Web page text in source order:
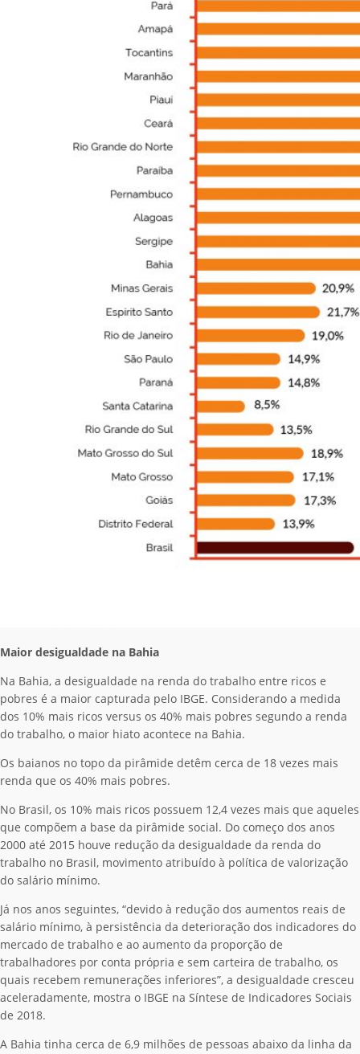
Maior desigualdade na Bahia
Na Bahia, a desigualdade na renda do trabalho entre ricos e
pobres é a maior capturada pelo IBGE. Considerando a medida
dos 10% mais ricos versus os 40% mais pobres segundo a renda
do trabalho, o maior hiato acontece na Bahia.
Os baianos no topo da pirâmide detêm cerca de 18 vezes mais
renda que os 40% mais pobres.
No Brasil, os 10% mais ricos possuem 12,4 vezes mais que aqueles
que compõem a base da pirâmide social. Do começo dos anos
2000 até 2015 houve redução da desigualdade da renda do
trabalho no Brasil, movimento atribuído à política de valorização
do salário mínimo.
Já nos anos seguintes, “devido à redução dos aumentos reais de
salário mínimo, à persistência da deterioração dos indicadores do
mercado de trabalho e ao aumento da proporção de
trabalhadores por conta própria e sem carteira de trabalho, os
quais recebem remunerações inferiores”, a desigualdade cresceu
aceleradamente, mostra o IBGE na Síntese de Indicadores Sociais
de 2018.
A Bahia tinha cerca de 6,9 milhões de pessoas abaixo da linha da